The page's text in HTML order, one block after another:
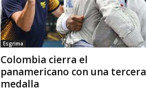
Esgrima
Colombia cierra el
panamericano con una tercera
medalla